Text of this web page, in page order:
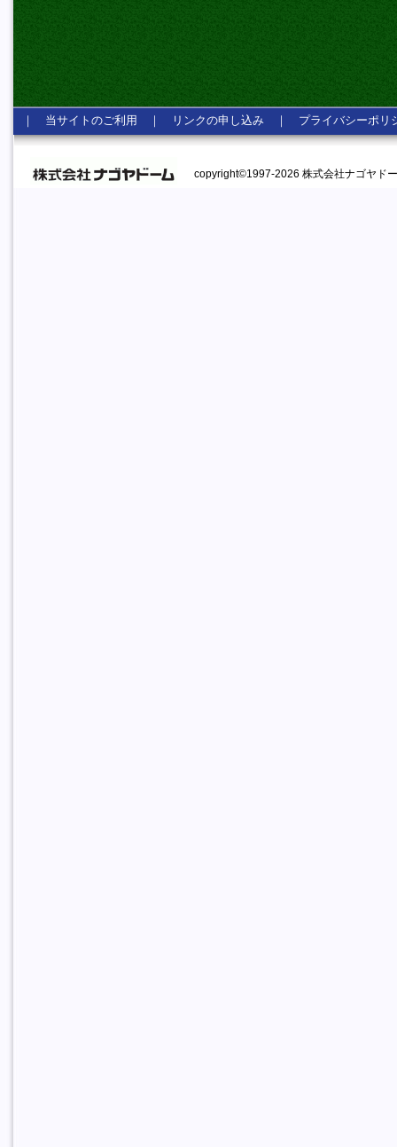
｜ 当サイトのご利用 ｜ リンクの申し込み ｜ プライバシーポリ
copyright©1997-2026 株式会社ナゴヤド